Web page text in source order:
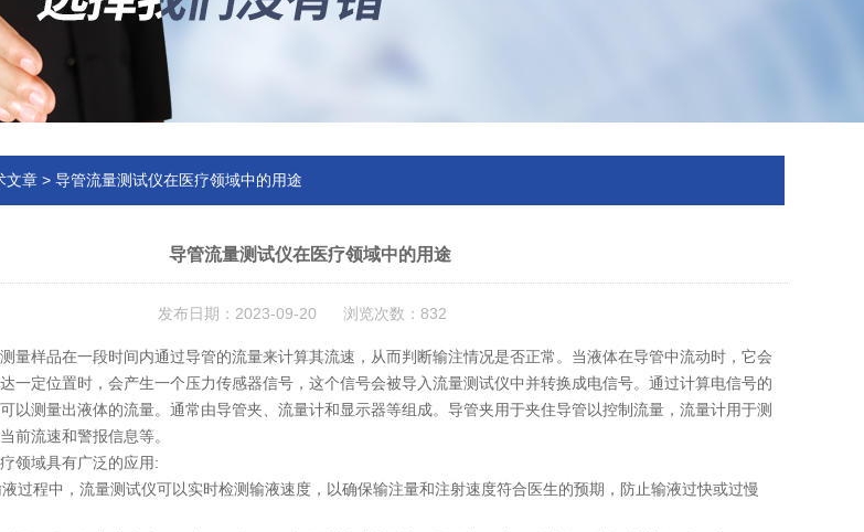
文章 > 导管流量测试仪在医疗领域中的用途
导管流量测试仪在医疗领域中的用途
发布日期：2023-09-20 浏览次数：832
样品在一段时间内通过导管的流量来计算其流速，从而判断输注情况是否正常。当液体在导管中流动时，它会
一定位置时，会产生一个压力传感器信号，这个信号会被导入流量测试仪中并转换成电信号。通过计算电信号的
以测量出液体的流量。通常由导管夹、流量计和显示器等组成。导管夹用于夹住导管以控制流量，流量计用于测
前流速和警报信息等。
领域具有广泛的应用:
程中，流量测试仪可以实时检测输液速度，以确保输注量和注射速度符合医生的预期，防止输液过快或过慢